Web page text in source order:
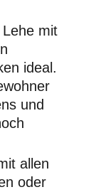
mit
ideal.
und
allen
oder